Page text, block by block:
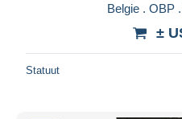
Belgie . OBP
±
Statuut